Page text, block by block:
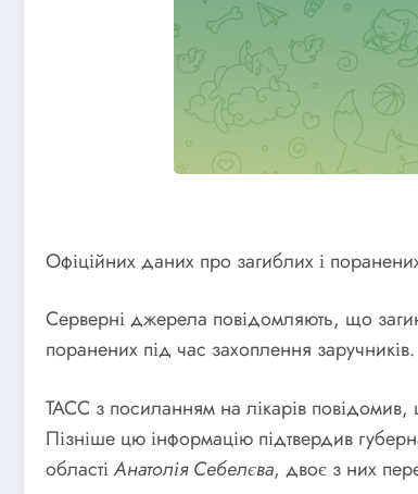
Офіційних даних про загиблих і
Серверні джерела повідомляють, що
поранених під час захоплення заручників.
ТАСС з посиланням на лікарів повідомив,
Пізніше цю інформацію підтвердив
областіАнатолія Себелєва, двоє з них